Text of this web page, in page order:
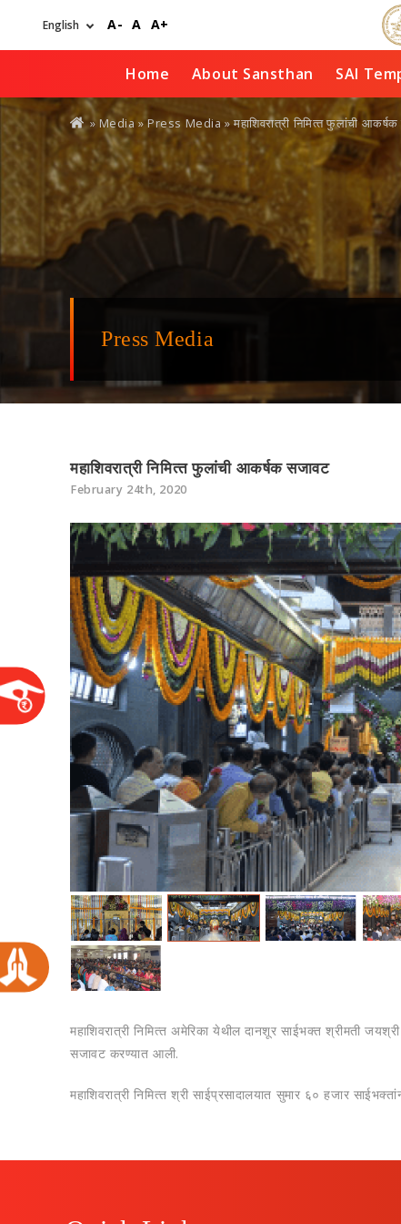
A- A A+
Home About Sansthan SAI
You
are
here
» Media »Press Media » महाशिवरात्री निमित्‍त फुलांची
Press Media
महाशिवरात्री निमित्‍त फुलांची आकर्षक सजावट
February 24th, 2020
महाशिवरात्री निमित्‍त अमेरिका येथील दानशूर साईभक्‍त श्रीमती
सजावट करण्‍यात आली.
महाशिवरात्री निमित्‍त श्री साईप्रसादालयात सुमार ६० हजार